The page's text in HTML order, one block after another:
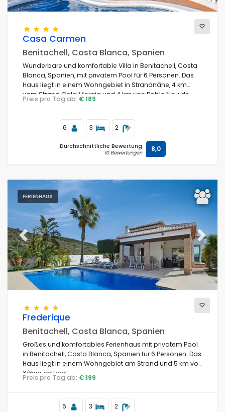
Casa Carmen
Benitachell, Costa Blanca, Spanien
Wunderbare und komfortable Villa in Benitachell, Costa
Blanca, Spanien, mit privatem Pool für 6 Personen. Das
Haus liegt in einem Wohngebiet in Strandnähe, 4 km
vom Strand Cala Moraig und 4 km von Poble Nou de
Benitachell entfernt.
Preis pro Tag ab: € 189
6 3 2
Durchschnittliche Bewertung
10 Bewertungen 8,0
FERIENHAUS
Previous Next
Frederique
Benitachell, Costa Blanca, Spanien
Großes und komfortables Ferienhaus mit privatem Pool
in Benitachell, Costa Blanca, Spanien für 6 Personen. Das
Haus liegt in einem Wohngebiet am Strand und 5 km von
Xàbia entfernt.
Preis pro Tag ab: € 199
6 3 2